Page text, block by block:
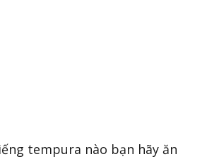
tempura nào bạn hãy ăn